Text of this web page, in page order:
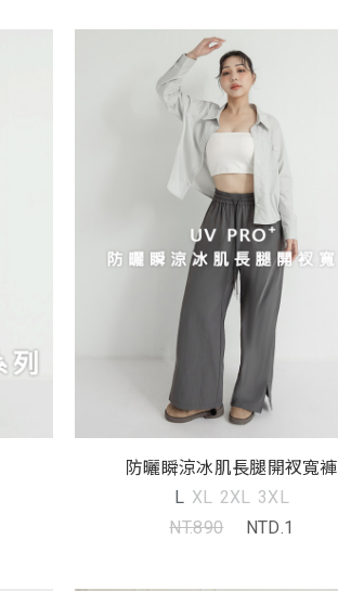
防曬瞬涼冰肌長腿開衩寬褲
L XL 2XL 3XL
NT.890
NTD.1